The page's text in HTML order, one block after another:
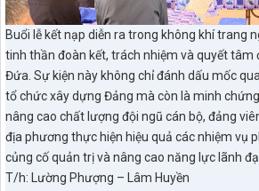
Buổi lễ kết nạp diễn ra trong không khí trang
tinh thần đoàn kết, trách nhiệm và quyết tâm
Đứa. Sự kiện này không chỉ đánh dấu mốc
tổ chức xây dựng Đảng mà còn là minh
nâng cao chất lượng đội ngũ cán bộ, đảng
địa phương thực hiện hiệu quả các nhiệm vụ
củng cố quản trị và nâng cao năng lực lãnh
T/h: Lường Phượng – Lâm Huyền